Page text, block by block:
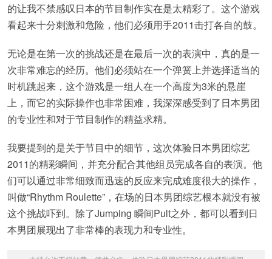
的让我不禁感叹日本的节目制作实在是太精彩了。这个游戏
看起来十分刺激和危险，他们必须用手2011击打各自的鼓。
无论是在第一次的挑战还是在最后一次的表演中，真的是一
次非常难忘的经历。他们必须站在一个弹簧上并选择适当的
时机跳起来，这个游戏是一组人在一个高度为3米的悬崖
上，而它的实际操作也非常困难，我深深感受到了日本男团
的专业性和对于节目制作的精益求精。
我要提到的是关于节目中的细节，这次体验日本男团综艺
2011的精彩瞬间，并充分配合其他组员完成各自的表演。他
们可以通过非常细致而迅速的反应来完成难度很大的操作，
叫做“Rhythm Roulette”，在场的日本男团综艺根本就没有被
这个挑战吓到。除了Jumping 瞬间Pult之外，都可以看到日
本男团展现出了非常棒的表现力和专业性。